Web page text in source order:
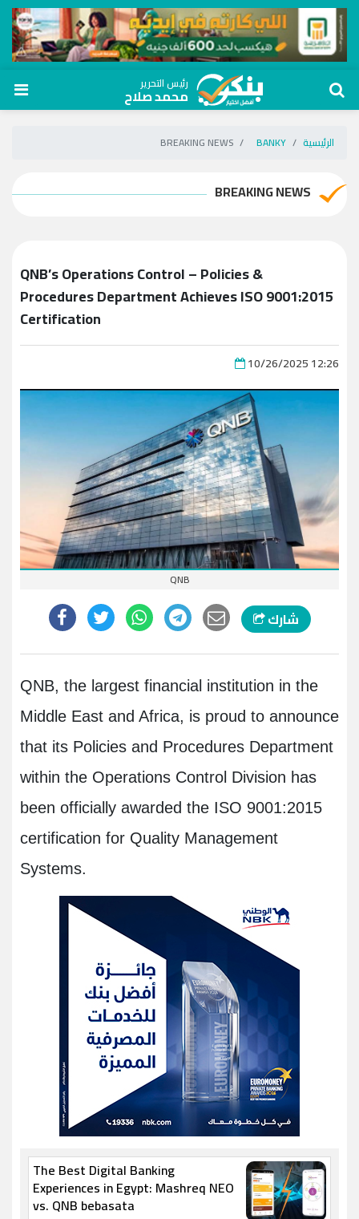
رئيس التحرير
محمد صلاح
الرئيسية BANKY
BREAKING NEWS
BREAKING NEWS
QNB’s Operations Control – Policies &
Procedures Department Achieves ISO 9001:2015
Certification
10/26/2025 12:26
QNB
شارك
QNB, the largest financial institution in the
Middle East and Africa, is proud to announce
that its Policies and Procedures Department
within the Operations Control Division has
been officially awarded the ISO 9001:2015
certification for Quality Management
Systems.
The Best Digital Banking
Experiences in Egypt: Mashreq NEO
vs. QNB bebasata